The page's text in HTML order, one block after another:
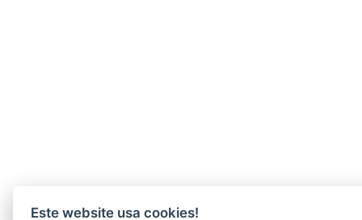
Este website usa cookies!